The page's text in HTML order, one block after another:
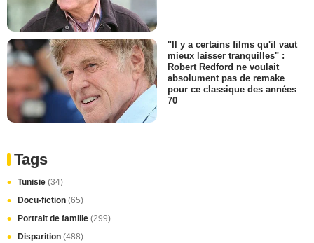
"Il y a certains films qu'il vaut
mieux laisser tranquilles" :
Robert Redford ne voulait
absolument pas de remake
pour ce classique des années
70
Tags
Tunisie (34)
Docu-fiction (65)
Portrait de famille (299)
Disparition (488)